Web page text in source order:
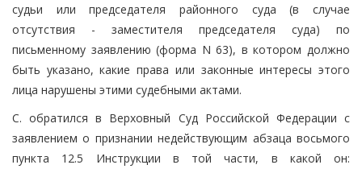
судьи или председателя районного суда (в случае
отсутствия - заместителя председателя суда) по
письменному заявлению (форма N 63), в котором должно
быть указано, какие права или законные интересы этого
лица нарушены этими судебными актами.
С. обратился в Верховный Суд Российской Федерации с
заявлением о признании недействующим абзаца восьмого
пункта 12.5 Инструкции в той части, в какой он: